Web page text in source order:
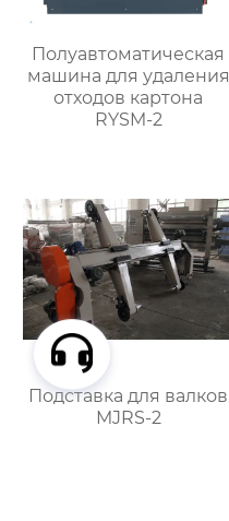
Полуавтоматическая
машина для удаления
отходов картона
RYSM-2
Подставка для валков
MJRS-2